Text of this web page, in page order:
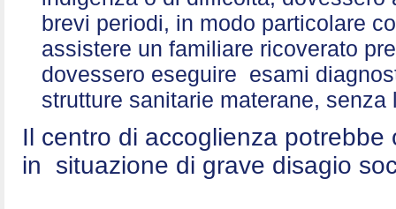
brevi periodi, in modo particolare
assistere un familiare ricoverato
dovessero eseguire esami
strutture sanitarie materane,
Il centro di accoglienza
in situazione di grave disagio